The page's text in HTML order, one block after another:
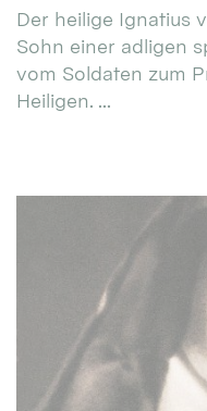
Der heilige Ignatius
Sohn einer adligen
vom Soldaten zum
Heiligen. ...